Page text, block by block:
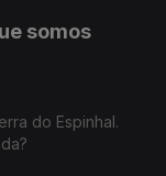
somos
do Espinhal.